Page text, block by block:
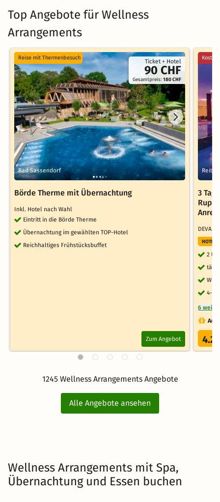
Top Angebote für Wellness
Arrangements
Ticket + Hotel
90 CHF
Gesamtpreis:180 CHF
Reise mit Thermenbesuch
Bad Sassendorf
Börde Therme mit Übernachtung
Inkl. Hotel nach Wahl
Eintritt in die Börde Therme
Übernachtung im gewählten TOP-Hotel
Reichhaltiges Frühstücksbuffet
Zum Angebot
Reit
3
DEVA
2
4-
6
4.2
1245 Wellness Arrangements Angebote
Alle Angebote ansehen
Wellness Arrangements mit Spa,
Übernachtung und Essen buchen